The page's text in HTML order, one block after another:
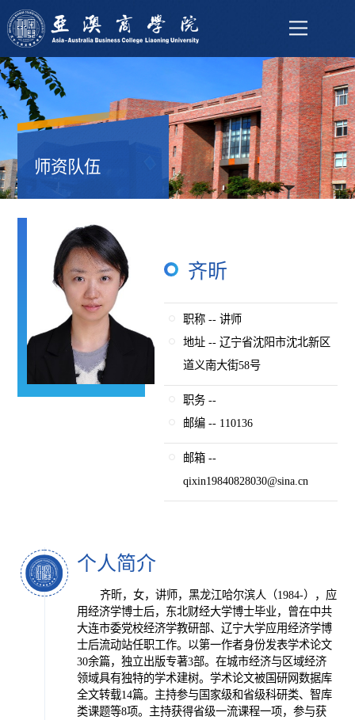
师资队伍
齐昕
职称 -- 讲师
地址 -- 辽宁省沈阳市沈北新区
道义南大街58号
职务 --
邮编 -- 110136
邮箱 --
qixin19840828030@sina.cn
个人简介
齐昕，女，讲师，黑龙江哈尔滨人（1984-），应
用经济学博士后，东北财经大学博士毕业，曾在中共
大连市委党校经济学教研部、辽宁大学应用经济学博
士后流动站任职工作。以第一作者身份发表学术论文
30余篇，独立出版专著3部。在城市经济与区域经济
领域具有独特的学术建树。学术论文被国研网数据库
全文转载14篇。主持参与国家级和省级科研类、智库
类课题等8项。主持获得省级一流课程一项，参与获